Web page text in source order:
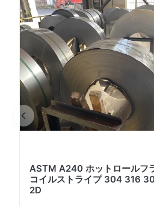
性,および形成性能を提供し,食
築物化学産業の応用や一般工業
れるこの製品は,0.2mmから
のオプションをカスタマイズで
規格に準拠しています
ートメタル材料を必要とする...
ASTM A240 ホットロールフ
コイルストライプ 304 316
2D